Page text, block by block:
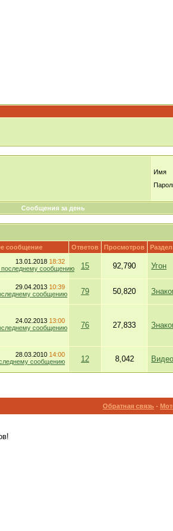
Имя
Сообщения за день
сообщение Ответов Просмотров Раздел
13.01.2018 18:32
15 92,790 Угон
29.04.2013 10:39
79 50,820
24.02.2013 13:00
76 27,833
28.03.2010 14:00
12 8,042
Обратная связь -